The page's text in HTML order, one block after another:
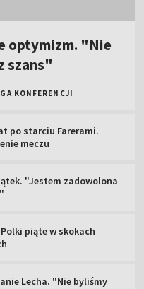
optymizm. "Nie
szans"
KONFERENCJI
po starciu Farerami.
meczu
"Jestem zadowolona
Polki piąte w skokach
Lecha. "Nie byliśmy